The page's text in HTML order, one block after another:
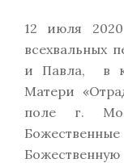
12 июля
всехвальных
и Павла, в
Матери
поле г.